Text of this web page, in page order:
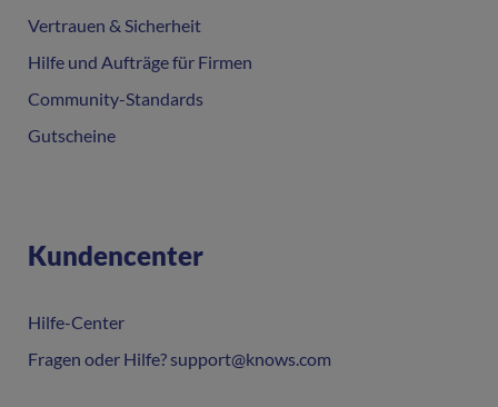
Vertrauen & Sicherheit
Hilfe und Aufträge für Firmen
Community-Standards
Gutscheine
Kundencenter
Hilfe-Center
Fragen oder Hilfe? support@knows.com